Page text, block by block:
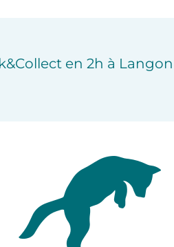
en 2h à Langon